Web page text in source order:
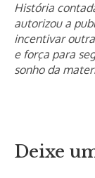
História
autorizou a
incentivar
e força para
sonho da
Deixe